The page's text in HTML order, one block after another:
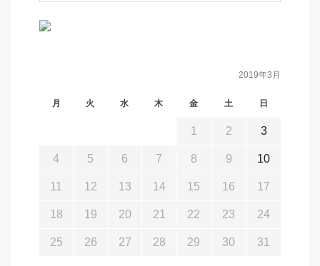
2019年3月
月 火 水 木 金 土 日
1 2 3
4 5 6 7 8 9 10
11 12 13 14 15 16 17
18 19 20 21 22 23 24
25 26 27 28 29 30 31